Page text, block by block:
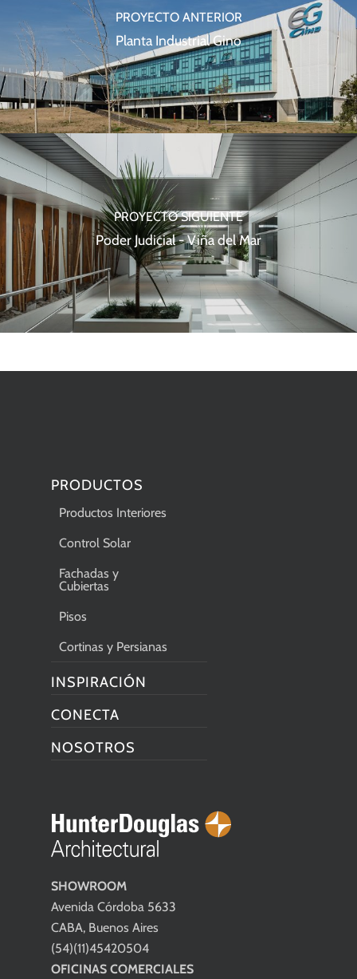
PROYECTO ANTERIOR
Planta Industrial Gino
PROYECTO SIGUIENTE
Poder Judicial - Viña del Mar
SHOWROOM
Avenida Córdoba 5633
CABA, Buenos Aires
(54)(11)45420504
OFICINAS COMERCIALES
PRODUCTOS
Productos Interiores
Control Solar
Fachadas y
Cubiertas
Pisos
Cortinas y Persianas
INSPIRACIÓN
CONECTA
NOSOTROS